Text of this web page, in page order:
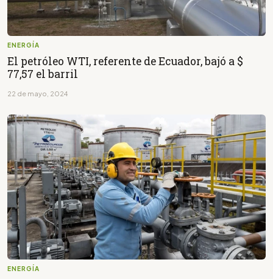
ENERGÍA
El petróleo WTI, referente de Ecuador, bajó a $
77,57 el barril
22 de mayo, 2024
ENERGÍA